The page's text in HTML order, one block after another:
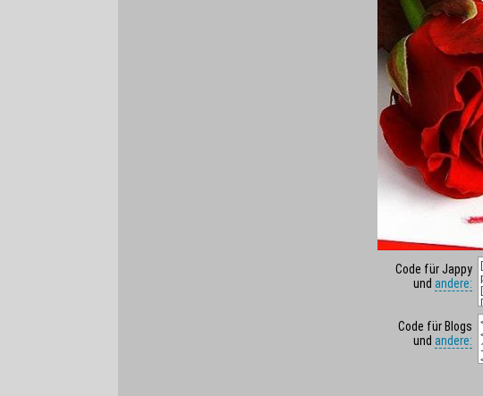
Code für Jappy
und andere:
Code für Blogs
und andere: